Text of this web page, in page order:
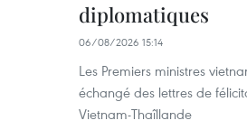
diplomatiques
06/08/2026 15:14
Les Premiers ministres
échangé des lettres de
Vietnam-Thaîllande